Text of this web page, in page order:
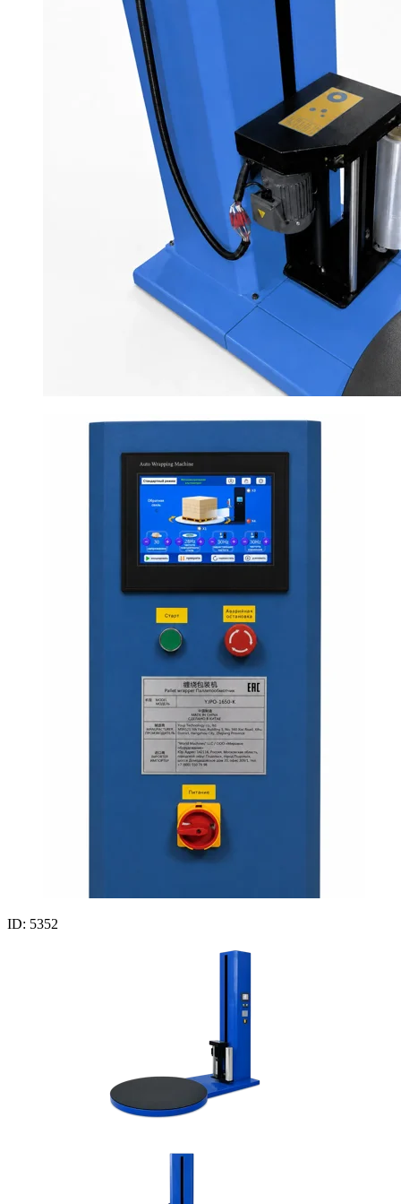
ID: 5352